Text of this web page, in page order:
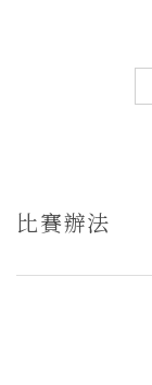
比賽辦法